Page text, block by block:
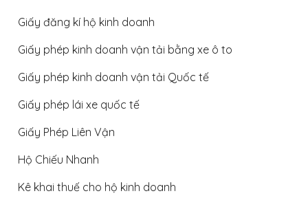
Giấy đăng kí hộ kinh doanh
Giấy phép kinh doanh vận tải bằng xe ô to
Giấy phép kinh doanh vận tải Quốc tế
Giấy phép lái xe quốc tế
Giấy Phép Liên Vận
Hộ Chiếu Nhanh
Kê khai thuế cho hộ kinh doanh